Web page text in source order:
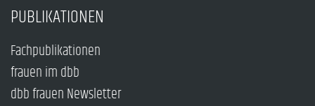
PUBLIKATIONEN
Fachpublikationen
frauen im dbb
dbb frauen Newsletter